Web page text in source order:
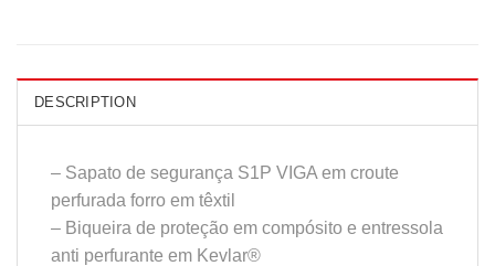
DESCRIPTION
– Sapato de segurança S1P VIGA em croute
perfurada forro em têxtil
– Biqueira de proteção em compósito e entressola
anti perfurante em Kevlar®